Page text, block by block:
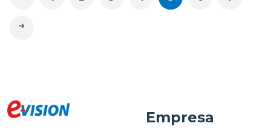
Empresa